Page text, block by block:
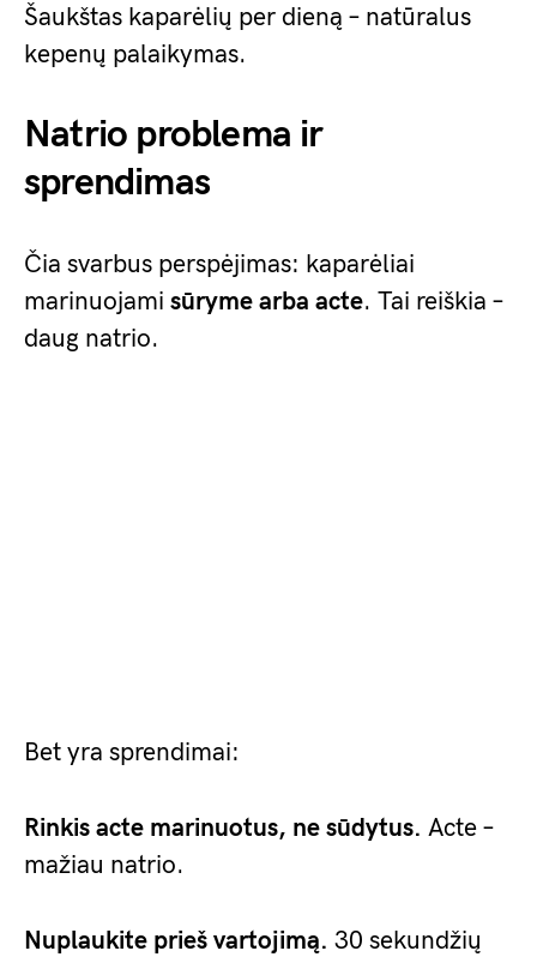
Šaukštas kaparėlių per dieną – natūralus
kepenų palaikymas.
Natrio problema ir
sprendimas
Čia svarbus perspėjimas: kaparėliai
marinuojami sūryme arba acte. Tai reiškia –
daug natrio.
Bet yra sprendimai:
Rinkis acte marinuotus, ne sūdytus. Acte –
mažiau natrio.
Nuplaukite prieš vartojimą. 30 sekundžių